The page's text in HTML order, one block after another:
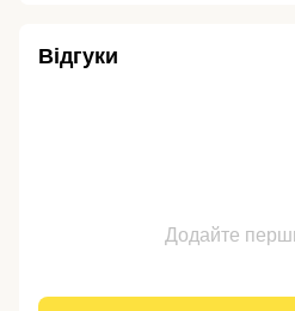
Відгуки
Додайте